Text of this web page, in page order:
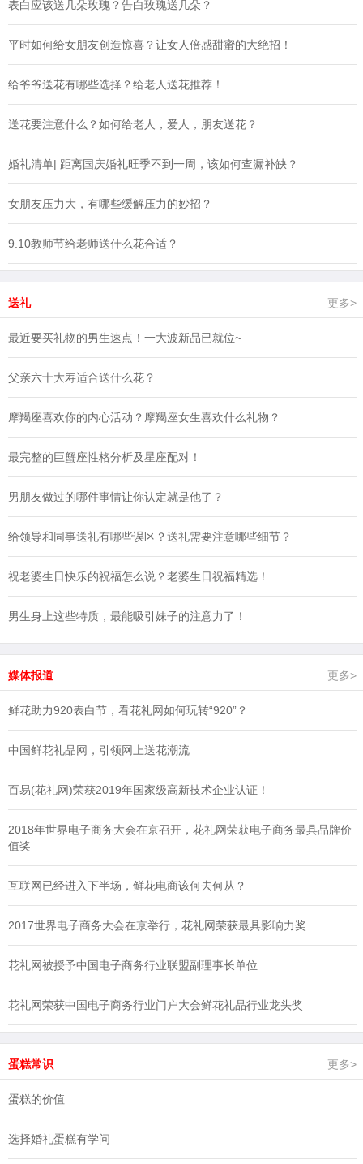
表白应该送几朵玫瑰？告白玫瑰送几朵？
平时如何给女朋友创造惊喜？让女人倍感甜蜜的大绝招！
给爷爷送花有哪些选择？给老人送花推荐！
送花要注意什么？如何给老人，爱人，朋友送花？
婚礼清单| 距离国庆婚礼旺季不到一周，该如何查漏补缺？
女朋友压力大，有哪些缓解压力的妙招？
9.10教师节给老师送什么花合适？
更多>
送礼
最近要买礼物的男生速点！一大波新品已就位~
父亲六十大寿适合送什么花？
摩羯座喜欢你的内心活动？摩羯座女生喜欢什么礼物？
最完整的巨蟹座性格分析及星座配对！
男朋友做过的哪件事情让你认定就是他了？
给领导和同事送礼有哪些误区？送礼需要注意哪些细节？
祝老婆生日快乐的祝福怎么说？老婆生日祝福精选！
男生身上这些特质，最能吸引妹子的注意力了！
更多>
媒体报道
鲜花助力920表白节，看花礼网如何玩转“920”？
中国鲜花礼品网，引领网上送花潮流
百易(花礼网)荣获2019年国家级高新技术企业认证！
2018年世界电子商务大会在京召开，花礼网荣获电子商务最具品牌价
值奖
互联网已经进入下半场，鲜花电商该何去何从？
2017世界电子商务大会在京举行，花礼网荣获最具影响力奖
花礼网被授予中国电子商务行业联盟副理事长单位
花礼网荣获中国电子商务行业门户大会鲜花礼品行业龙头奖
更多>
蛋糕常识
蛋糕的价值
选择婚礼蛋糕有学问